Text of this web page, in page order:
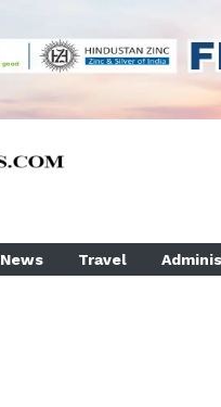
News Travel